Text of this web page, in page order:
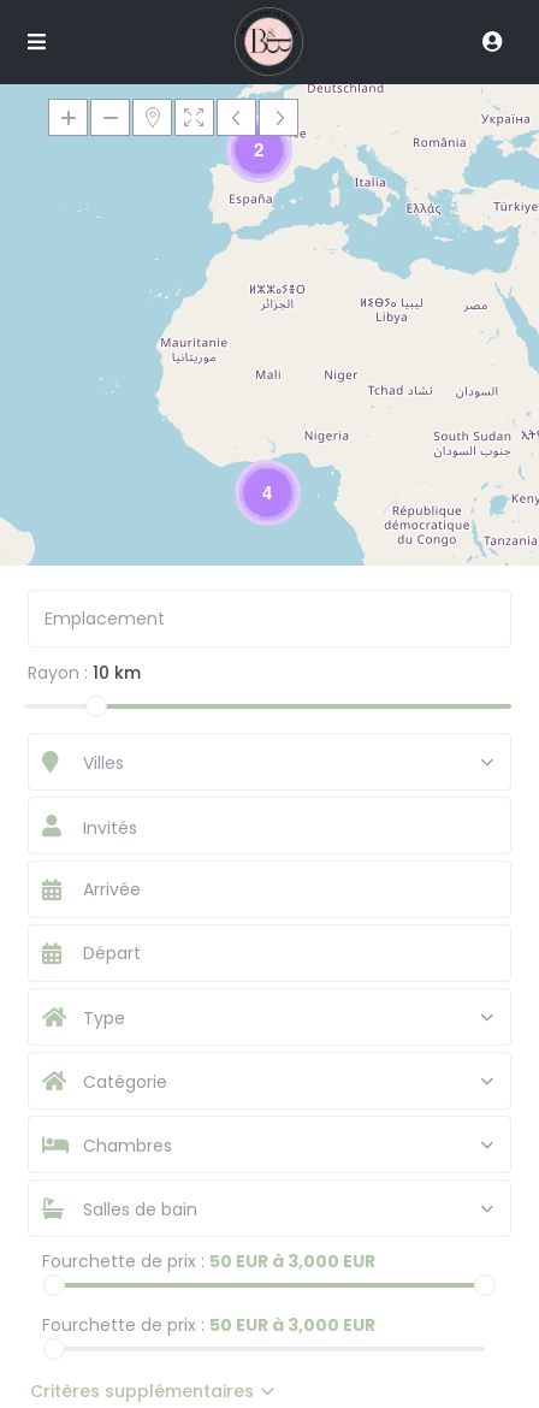
Chargement des cartes
2
4
Rayon : 10 km
Villes
Invités
Type
Catégorie
Chambres
Salles de bain
Fourchette de prix : 50 EUR à 3,000 EUR
Fourchette de prix : 50 EUR à 3,000 EUR
Critères supplémentaires